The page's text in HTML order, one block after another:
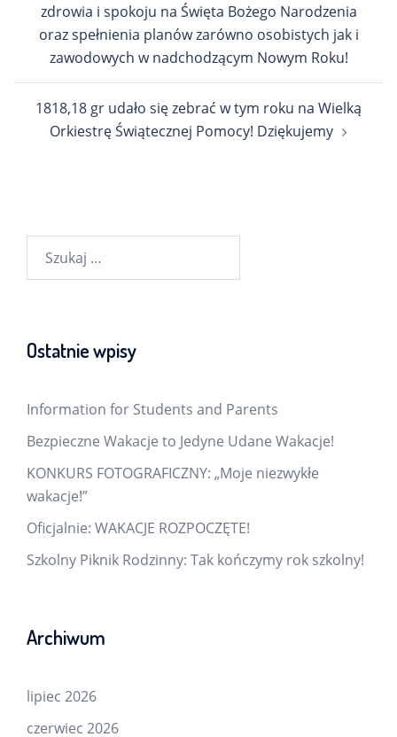
zdrowia i spokoju na Święta Bożego Narodzenia
oraz spełnienia planów zarówno osobistych jak i
zawodowych w nadchodzącym Nowym Roku!
1818,18 gr udało się zebrać w tym roku na Wielką
Orkiestrę Świątecznej Pomocy! Dziękujemy
Ostatnie wpisy
Information for Students and Parents
Bezpieczne Wakacje to Jedyne Udane Wakacje!
KONKURS FOTOGRAFICZNY: „Moje niezwykłe
wakacje!”
Oficjalnie: WAKACJE ROZPOCZĘTE!
Szkolny Piknik Rodzinny: Tak kończymy rok szkolny!
Archiwum
lipiec 2026
czerwiec 2026